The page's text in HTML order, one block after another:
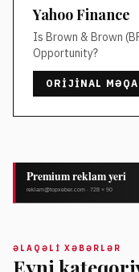
Yahoo Finance
Is Brown & Brown
Opportunity?
ORIJINAL
ƏLAQƏLI XƏBƏRLƏR